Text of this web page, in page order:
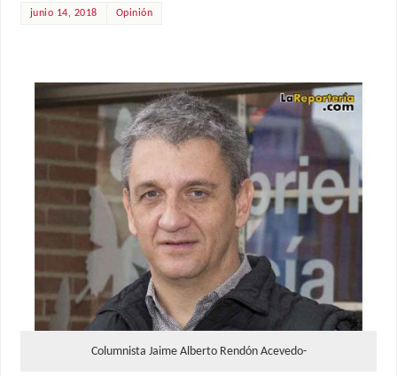
junio 14, 2018 Opinión
Columnista Jaime Alberto Rendón Acevedo-